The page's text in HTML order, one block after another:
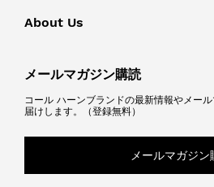
About Us
メールマガジン購読
コール ハーンブランドの最新情報やメー
届けします。（登録無料）
メールマガジン